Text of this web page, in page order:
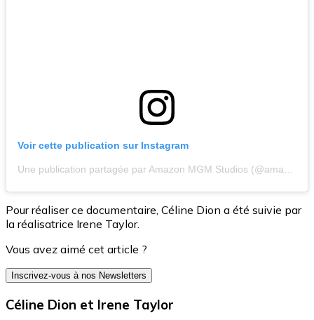
Voir cette publication sur Instagram
Pour réaliser ce documentaire, Céline Dion a été suivie par
la réalisatrice Irene Taylor.
Vous avez aimé cet article ?
Inscrivez-vous à nos Newsletters
Céline Dion et Irene Taylor